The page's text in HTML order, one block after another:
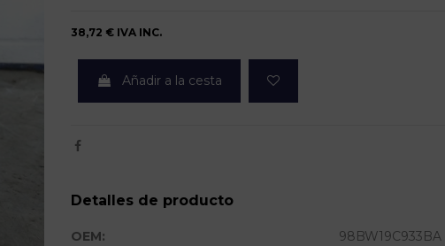
38,72 € IVA INC.
Añadir a la cesta
Detalles de producto
OEM:
98BW19C933BA